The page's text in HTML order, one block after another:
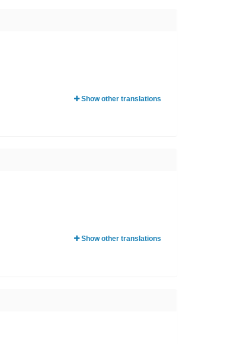
Show other translations
Show other translations